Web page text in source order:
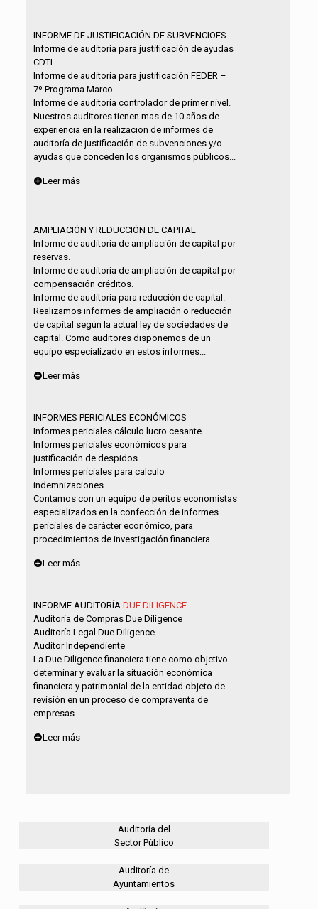
INFORME DE JUSTIFICACIÓN DE SUBVENCIOES
Informe de auditoría para justificación de ayudas
CDTI.
Informe de auditoría para justificación FEDER –
7º Programa Marco.
Informe de auditoría controlador de primer nivel.
Nuestros auditores tienen mas de 10 años de
experiencia en la realizacion de informes de
auditoría de justificación de subvenciones y/o
ayudas que conceden los organismos públicos...
Leer más
AMPLIACIÓN Y REDUCCIÓN DE CAPITAL
Informe de auditoría de ampliación de capital por
reservas.
Informe de auditoría de ampliación de capital por
compensación créditos.
Informe de auditoría para reducción de capital.
Realizamos informes de ampliación o reducción
de capital según la actual ley de sociedades de
capital. Como auditores disponemos de un
equipo especializado en estos informes...
Leer más
INFORMES PERICIALES ECONÓMICOS
Informes periciales cálculo lucro cesante.
Informes periciales económicos para
justificación de despidos.
Informes periciales para calculo
indemnizaciones.
Contamos con un equipo de peritos economistas
especializados en la confección de informes
periciales de carácter económico, para
procedimientos de investigación financiera...
Leer más
INFORME AUDITORÍA DUE DILIGENCE
Auditoría de Compras Due Diligence
Auditoría Legal Due Diligence
Auditor Independiente
La Due Diligence financiera tiene como objetivo
determinar y evaluar la situación económica
financiera y patrimonial de la entidad objeto de
revisión en un proceso de compraventa de
empresas...
Leer más
Auditoría del
Sector Público
Auditoría de
Ayuntamientos